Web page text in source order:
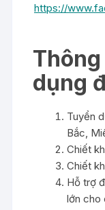
https://
dụng
Tuyển
Bắc,
Chiết
Chiết
Hỗ trợ
lớn cho